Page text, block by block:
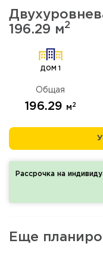
196.29 м2
ДОМ 1
Общая
196.29 м 2
Рассрочка на
Еще